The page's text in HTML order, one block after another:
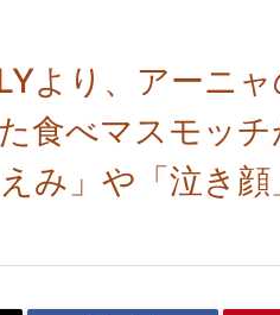
より、アーニ
食べマスモッ
えみ」や「泣き